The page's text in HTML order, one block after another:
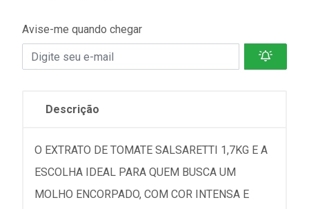
Avise-me quando chegar
Descrição
O EXTRATO DE TOMATE SALSARETTI 1,7KG E A
ESCOLHA IDEAL PARA QUEM BUSCA UM
MOLHO ENCORPADO, COM COR INTENSA E